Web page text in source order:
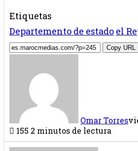
Etiquetas
Departemento de estado el
Copy URL
Omar Torres
155 2 minutos de lectura